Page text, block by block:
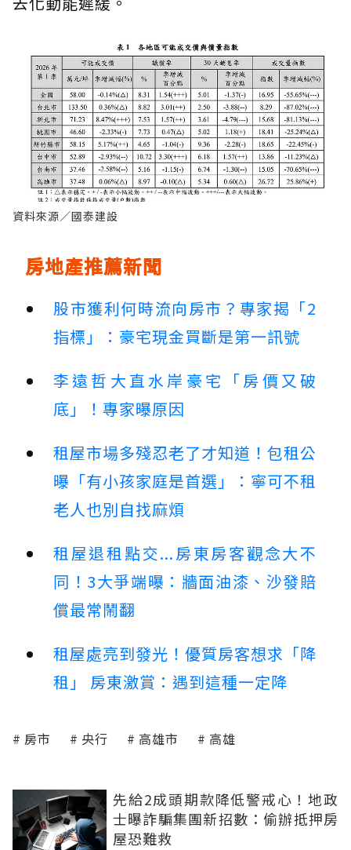
資料來源／國泰建設
房地產推薦新聞
股市獲利何時流向房市？專家揭「2
指標」：豪宅現金買斷是第一訊號
李遠哲大直水岸豪宅「房價又破
底」！專家曝原因
租屋市場多殘忍老了才知道！包租公
曝「有小孩家庭是首選」：寧可不租
老人也別自找麻煩
租屋退租點交...房東房客觀念大不
同！3大爭端曝：牆面油漆、沙發賠
償最常鬧翻
租屋處亮到發光！優質房客想求「降
租」 房東激賞：遇到這種一定降
房市 央行 高雄市 高雄
先給2成頭期款降低警戒心！地政
士曝詐騙集團新招數：偷辦抵押房
屋恐難救